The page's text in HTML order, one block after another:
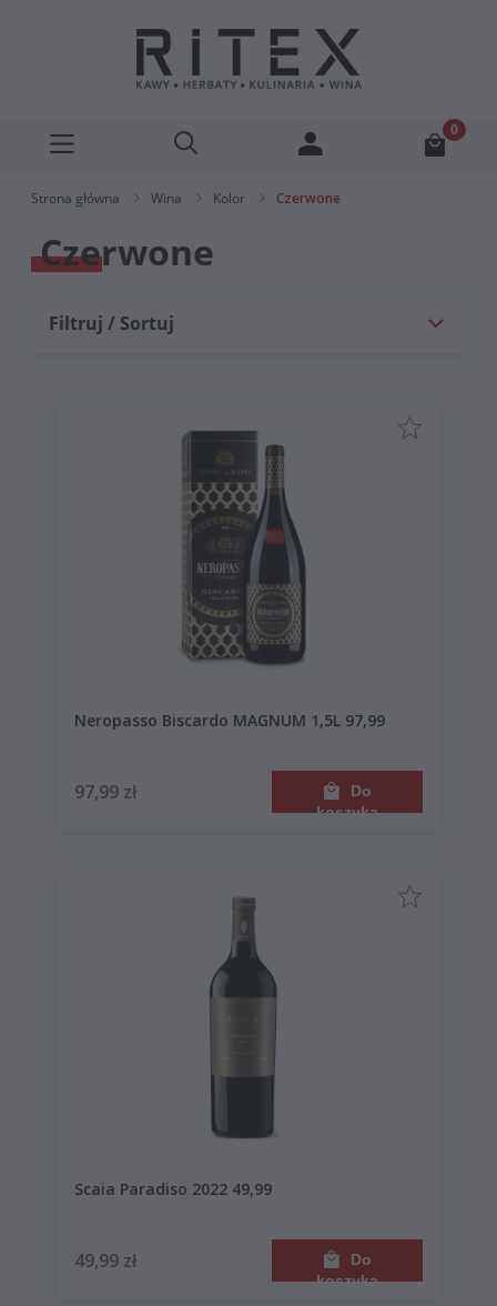
Strona główna Wina Kolor Czerwone
Czerwone
Filtruj / Sortuj
Neropasso Biscardo MAGNUM 1,5L 97,99
97,99 zł
Do
koszyka
Scaia Paradiso 2022 49,99
49,99 zł
Do
koszyka